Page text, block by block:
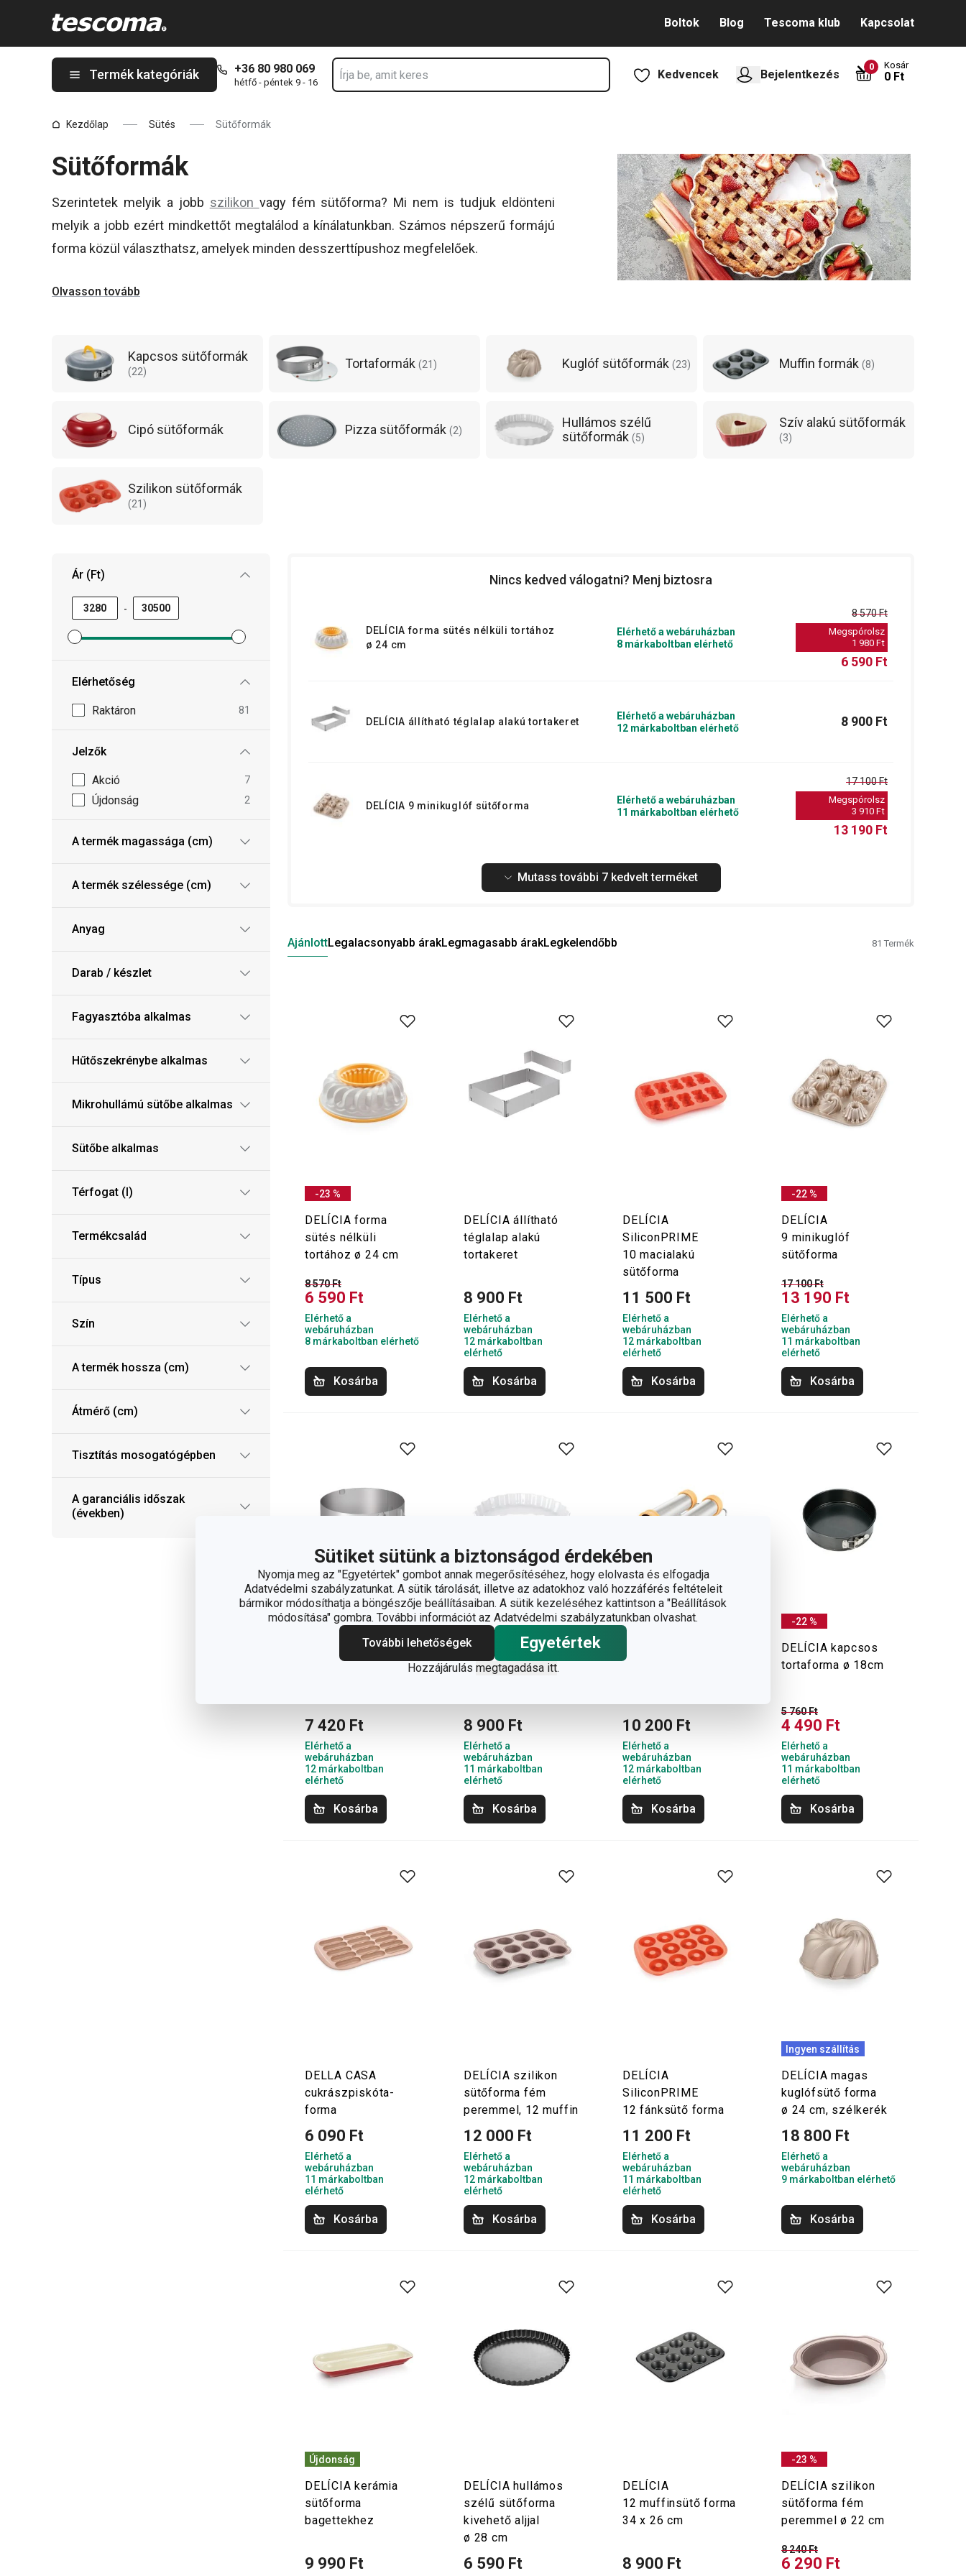
Sütiket sütünk a biztonságod érdekében
Nyomja meg az "Egyetértek" gombot annak megerősítéséhez, hogy elolvasta és elfogadja
Adatvédelmi szabályzatunkat. A sütik tárolását, illetve az adatokhoz való hozzáférés feltételeit
bármikor módosíthatja a böngészője beállításaiban. A sütik kezeléséhez kattintson a "Beállítások
módosítása" gombra. További információt az Adatvédelmi szabályzatunkban olvashat.
További lehetőségek
Egyetértek
Hozzájárulás megtagadása itt.
Boltok Blog Tescoma klub Kapcsolat
Termék kategóriák +36 80 980 069
hétfő - péntek 9 - 16
Kedvencek Bejelentkezés
0 Kosár
0 Ft
Kezdőlap Sütés Sütőformák
Sütőformák
Szerintetek melyik a jobb szilikon vagy fém sütőforma? Mi nem is tudjuk eldönteni
melyik a jobb ezért mindkettőt megtalálod a kínálatunkban. Számos népszerű formájú
forma közül választhatsz, amelyek minden desszerttípushoz megfelelőek.
Olvasson tovább
Kapcsos sütőformák
(22)
Tortaformák (21) Kuglóf sütőformák (23) Muffin formák (8)
Cipó sütőformák Pizza sütőformák (2)
Hullámos szélű
sütőformák (5)
Szív alakú sütőformák
(3)
Szilikon sütőformák
(21)
Ár (Ft)
-
Minimum ár szűrő beállítása
Maximum ár szűrő beállítása
Elérhetőség
Raktáron 81
Jelzők
Akció 7
Újdonság 2
A termék magassága (cm)
A termék szélessége (cm)
Anyag
Darab / készlet
Fagyasztóba alkalmas
Hűtőszekrénybe alkalmas
Mikrohullámú sütőbe alkalmas
Sütőbe alkalmas
Térfogat (l)
Termékcsalád
Típus
Szín
A termék hossza (cm)
Átmérő (cm)
Tisztítás mosogatógépben
A garanciális időszak
(években)
Nincs kedved válogatni? Menj biztosra
DELÍCIA forma sütés nélküli tortához
ø 24 cm
Elérhető a webáruházban
8 márkaboltban elérhető
8 570 Ft
Megspórolsz
1 980 Ft
6 590 Ft
DELÍCIA állítható téglalap alakú tortakeret
Elérhető a webáruházban
12 márkaboltban elérhető
8 900 Ft
DELÍCIA 9 minikuglóf sütőforma
Elérhető a webáruházban
11 márkaboltban elérhető
17 100 Ft
Megspórolsz
3 910 Ft
13 190 Ft
Mutass további 7 kedvelt terméket
AjánlottLegalacsonyabb árakLegmagasabb árakLegkelendőbb 81Termék
-23 %
DELÍCIA forma
sütés nélküli
tortához ø 24 cm
8 570 Ft
6 590 Ft
Elérhető a
webáruházban
8 márkaboltban elérhető
Kosárba
DELÍCIA állítható
téglalap alakú
tortakeret
8 900 Ft
Elérhető a
webáruházban
12 márkaboltban
elérhető
Kosárba
DELÍCIA
SiliconPRIME
10 macialakú
sütőforma
11 500 Ft
Elérhető a
webáruházban
12 márkaboltban
elérhető
Kosárba
-22 %
DELÍCIA
9 minikuglóf
sütőforma
17 100 Ft
13 190 Ft
Elérhető a
webáruházban
11 márkaboltban
elérhető
Kosárba
DELÍCIA állítható
kerek tortakeret
7 420 Ft
Elérhető a
webáruházban
12 márkaboltban
elérhető
Kosárba
GUSTO
hullámosszélű
8 900 Ft
Elérhető a
webáruházban
11 márkaboltban
elérhető
Kosárba
kürtőskalácshenger,
10 200 Ft
Elérhető a
webáruházban
12 márkaboltban
elérhető
Kosárba
-22 %
DELÍCIA kapcsos
tortaforma ø 18cm
5 760 Ft
4 490 Ft
Elérhető a
webáruházban
11 márkaboltban
elérhető
Kosárba
DELLA CASA
cukrászpiskóta-
forma
6 090 Ft
Elérhető a
webáruházban
11 márkaboltban
elérhető
Kosárba
DELÍCIA szilikon
sütőforma fém
peremmel, 12 muffin
12 000 Ft
Elérhető a
webáruházban
12 márkaboltban
elérhető
Kosárba
DELÍCIA
SiliconPRIME
12 fánksütő forma
11 200 Ft
Elérhető a
webáruházban
11 márkaboltban
elérhető
Kosárba
Ingyen szállítás
DELÍCIA magas
kuglófsütő forma
ø 24 cm, szélkerék
18 800 Ft
Elérhető a
webáruházban
9 márkaboltban elérhető
Kosárba
Újdonság
DELÍCIA kerámia
sütőforma
bagettekhez
9 990 Ft
DELÍCIA hullámos
szélű sütőforma
kivehető aljjal
ø 28 cm
6 590 Ft
DELÍCIA
12 muffinsütő forma
34 x 26 cm
8 900 Ft
-23 %
DELÍCIA szilikon
sütőforma fém
peremmel ø 22 cm
8 240 Ft
6 290 Ft